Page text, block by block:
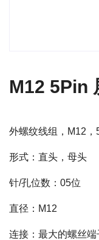
M12 5Pin
外螺纹线组，M12
形式：直头，母头
针/孔位数：05位
直径：M12
连接：最大的螺丝端